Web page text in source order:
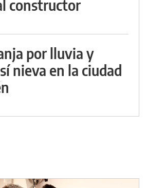
constructor
por lluvia y
nieva en la ciudad